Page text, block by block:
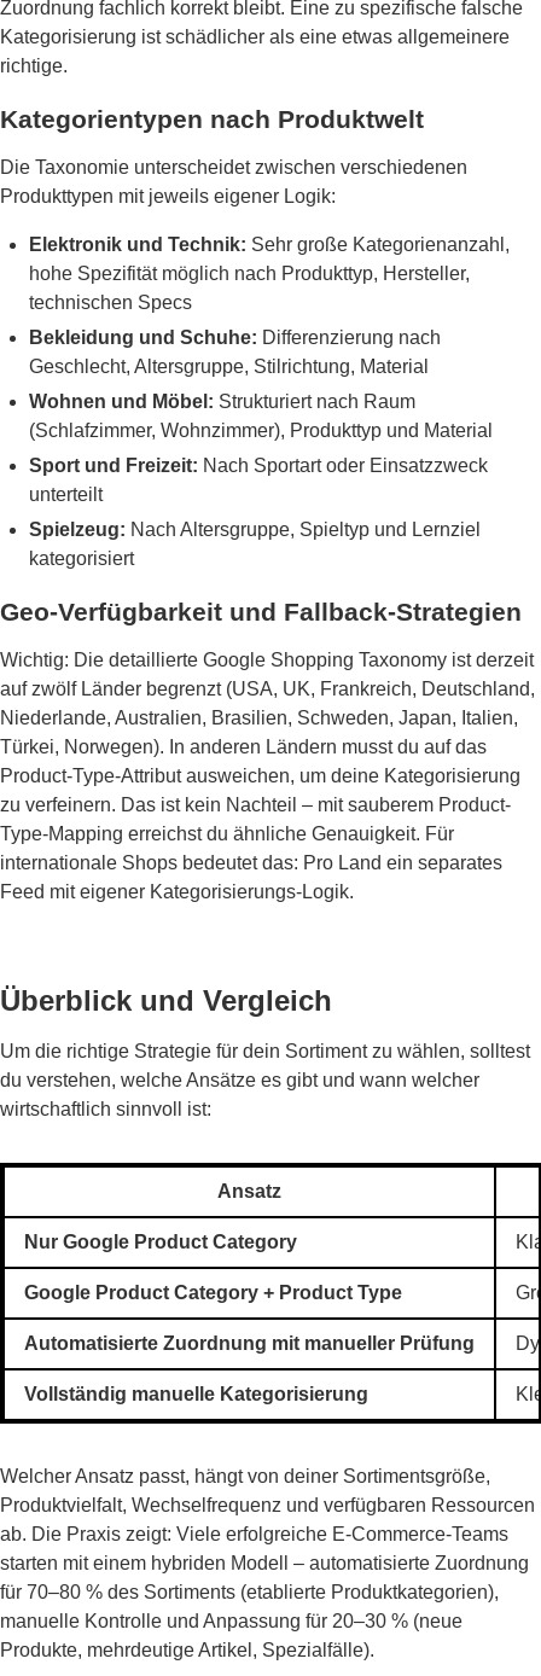
Zuordnung fachlich korrekt bleibt. Eine zu spezifische falsche
Kategorisierung ist schädlicher als eine etwas allgemeinere
richtige.
Kategorientypen nach Produktwelt
Die Taxonomie unterscheidet zwischen verschiedenen
Produkttypen mit jeweils eigener Logik:
Elektronik und Technik: Sehr große Kategorienanzahl,
hohe Spezifität möglich nach Produkttyp, Hersteller,
technischen Specs
Bekleidung und Schuhe: Differenzierung nach
Geschlecht, Altersgruppe, Stilrichtung, Material
Wohnen und Möbel: Strukturiert nach Raum
(Schlafzimmer, Wohnzimmer), Produkttyp und Material
Sport und Freizeit: Nach Sportart oder Einsatzzweck
unterteilt
Spielzeug: Nach Altersgruppe, Spieltyp und Lernziel
kategorisiert
Geo-Verfügbarkeit und Fallback-Strategien
Wichtig: Die detaillierte Google Shopping Taxonomy ist derzeit
auf zwölf Länder begrenzt (USA, UK, Frankreich, Deutschland,
Niederlande, Australien, Brasilien, Schweden, Japan, Italien,
Türkei, Norwegen). In anderen Ländern musst du auf das
Product-Type-Attribut ausweichen, um deine Kategorisierung
zu verfeinern. Das ist kein Nachteil – mit sauberem Product-
Type-Mapping erreichst du ähnliche Genauigkeit. Für
internationale Shops bedeutet das: Pro Land ein separates
Feed mit eigener Kategorisierungs-Logik.
Überblick und Vergleich
Um die richtige Strategie für dein Sortiment zu wählen, solltest
du verstehen, welche Ansätze es gibt und wann welcher
wirtschaftlich sinnvoll ist:
Ansatz
Nur Google Product Category
Google Product Category + Product Type
Automatisierte Zuordnung mit manueller Prüfung
Vollständig manuelle Kategorisierung
Welcher Ansatz passt, hängt von deiner Sortimentsgröße,
Produktvielfalt, Wechselfrequenz und verfügbaren Ressourcen
ab. Die Praxis zeigt: Viele erfolgreiche E-Commerce-Teams
starten mit einem hybriden Modell – automatisierte Zuordnung
für 70–80 % des Sortiments (etablierte Produktkategorien),
manuelle Kontrolle und Anpassung für 20–30 % (neue
Produkte, mehrdeutige Artikel, Spezialfälle).